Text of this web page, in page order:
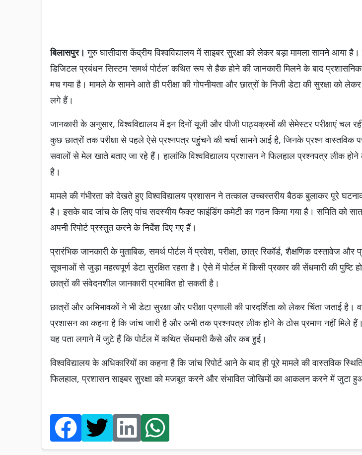
बिलासपुर।गुरु घासीदास केंद्रीय विश्वविद्यालय में साइबर सुरक्षा को लेकर बड़ा मामला सामने आया है।
डिजिटल प्रबंधन सिस्टम ‘समर्थ पोर्टल’ कथित रूप से हैक होने की जानकारी मिलने के बाद
मच गया है। मामले के सामने आते ही परीक्षा की गोपनीयता और छात्रों के निजी डेटा की सुरक्षा को
लगे हैं।
जानकारी के अनुसार, विश्वविद्यालय में इन दिनों यूजी और पीजी पाठ्यक्रमों की सेमेस्टर परीक्षाएं चल
कुछ छात्रों तक परीक्षा से पहले ऐसे प्रश्नपत्र पहुंचने की चर्चा सामने आई है, जिनके प्रश्न वास्तविक
सवालों से मेल खाते बताए जा रहे हैं। हालांकि विश्वविद्यालय प्रशासन ने फिलहाल प्रश्नपत्र लीक होने
है।
मामले की गंभीरता को देखते हुए विश्वविद्यालय प्रशासन ने तत्काल उच्चस्तरीय बैठक बुलाकर पूरे
है। इसके बाद जांच के लिए पांच सदस्यीय फैक्ट फाइंडिंग कमेटी का गठन किया गया है। समिति को
अपनी रिपोर्ट प्रस्तुत करने के निर्देश दिए गए हैं।
प्रारंभिक जानकारी के मुताबिक, समर्थ पोर्टल में प्रवेश, परीक्षा, छात्र रिकॉर्ड, शैक्षणिक दस्तावेज और
सूचनाओं से जुड़ा महत्वपूर्ण डेटा सुरक्षित रहता है। ऐसे में पोर्टल में किसी प्रकार की सेंधमारी की पुष्टि
छात्रों की संवेदनशील जानकारी प्रभावित हो सकती है।
छात्रों और अभिभावकों ने भी डेटा सुरक्षा और परीक्षा प्रणाली की पारदर्शिता को लेकर चिंता जताई है।
प्रशासन का कहना है कि जांच जारी है और अभी तक प्रश्नपत्र लीक होने के ठोस प्रमाण नहीं मिले
यह पता लगाने में जुटे हैं कि पोर्टल में कथित सेंधमारी कैसे और कब हुई।
विश्वविद्यालय के अधिकारियों का कहना है कि जांच रिपोर्ट आने के बाद ही पूरे मामले की वास्तविक स्थिति
फिलहाल, प्रशासन साइबर सुरक्षा को मजबूत करने और संभावित जोखिमों का आकलन करने में जुटा